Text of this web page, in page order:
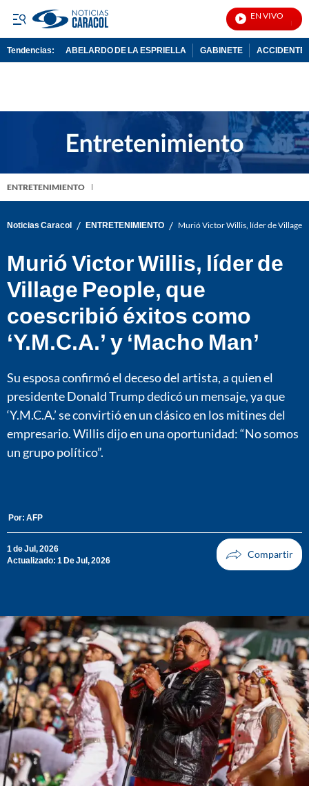
EN VIVO
Tendencias: ABELARDO DE LA ESPRIELLA GABINETE ACCIDENTE
ENTRETENIMIENTO
Noticias Caracol / ENTRETENIMIENTO / Murió Victor Willis, líder de Village
Murió Victor Willis, líder de
Village People, que
coescribió éxitos como
‘Y.M.C.A.’ y ‘Macho Man’
Su esposa confirmó el deceso del artista, a quien el
presidente Donald Trump dedicó un mensaje, ya que
‘Y.M.C.A.’ se convirtió en un clásico en los mitines del
empresario. Willis dijo en una oportunidad: “No somos
un grupo político”.
Por: AFP
1 de Jul, 2026
Actualizado: 1 De Jul, 2026